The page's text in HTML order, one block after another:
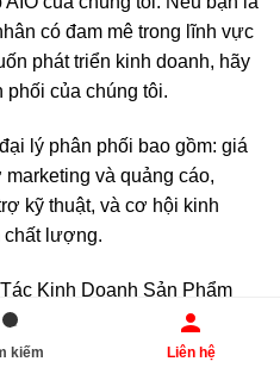
có đam mê trong lĩnh vực
phát triển kinh doanh, hãy
phối của chúng tôi.
lý phân phối bao gồm: giá
và quảng cáo,
kỹ thuật, và cơ hội kinh
chất lượng.
Kinh Doanh Sản Phẩm
kiếm Liên hệ